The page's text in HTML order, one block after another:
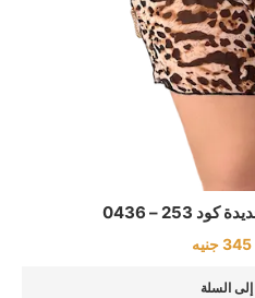
– 0436
345 جنيه
السلة